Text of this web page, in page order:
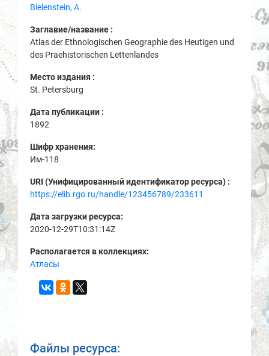
Bielenstein, A.
Заглавие/название :
Atlas der Ethnologischen Geographie des Heutigen und
des Praehistorischen Lettenlandes
Место издания :
St. Petersburg
Дата публикации :
1892
Шифр хранения:
Им-118
URI (Унифицированный идентификатор ресурса) :
https://elib.rgo.ru/handle/123456789/233611
Дата загрузки ресурса:
2020-12-29T10:31:14Z
Располагается в коллекциях:
Атласы
Файлы ресурса: